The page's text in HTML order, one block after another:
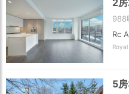
2
988
Rc
5